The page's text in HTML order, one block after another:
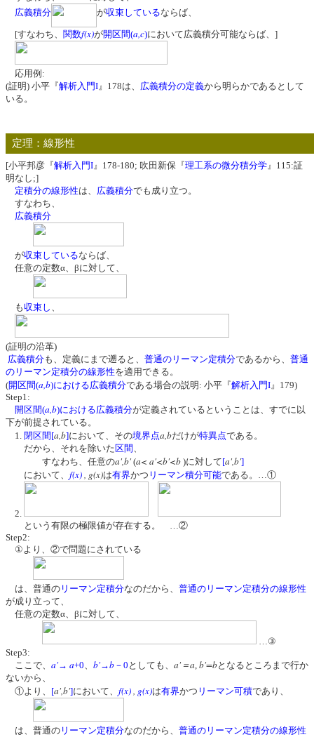
広義積分
が収束しているならば、
[すなわち、 関数f(x)が開区間(a,c)において広義積分可能ならば、]
応用例:
(証明) 小平『解析入門I 』178は、 広義積分の定義から明らかであるとして
いる。
定理：線形性
[小平邦彦『解析入門I』178-180; 吹田新保『理工系の微分積分学』115:証
明なし;]
定積分の線形性は、 広義積分でも成り立つ。
すなわち、
広義積分
が収束しているならば、
任意の定数α、βに対して、
も 収束し 、
(証明の沿革)
広義積分も、定義にまで遡ると、 普通のリーマン定積分であるから、 普通
のリーマン定積分の線形性を適用できる。
(開区間(a,b)における広義積分である場合の説明: 小平『解析入門I』179)
Step1:
開区間(a,b)における広義積分が定義されているということは、すでに以
下が前提されている。
1. 閉区間 [a,b]において、その境界点a,bだけが特異点である。
だから、それを除いた区間 、
すなわち、任意のa',b' (a< a'<b'<b )に対して[a',b']
において、 f(x), g(x)は有界かつ リーマン積分可能である。…①
2.
という有限の極限値が存在する。 …②
Step2:
①より、②で問題にされている
は、普通の リーマン定積分なのだから、 普通のリーマン定積分の線形性
が成り立って、
任意の定数α、βに対して、
…③
Step3:
ここで、 a'→ a+0、 b'→b －0 としても、 a'＝a, b'=bとなるところまで行か
ないから、
①より、 [a',b']において、 f(x), g(x)は有界かつ リーマン可積であり、
は、普通の リーマン定積分なのだから、 普通のリーマン定積分の線形性